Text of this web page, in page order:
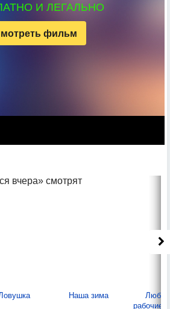
И ЛЕГАЛЬНО
фильм
вчера» смотрят
Наша зима
рабочие